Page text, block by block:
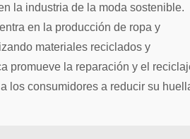
la industria de la moda sostenible.
en la producción de ropa y
materiales reciclados y
promueve la reparación y el
los consumidores a reducir su